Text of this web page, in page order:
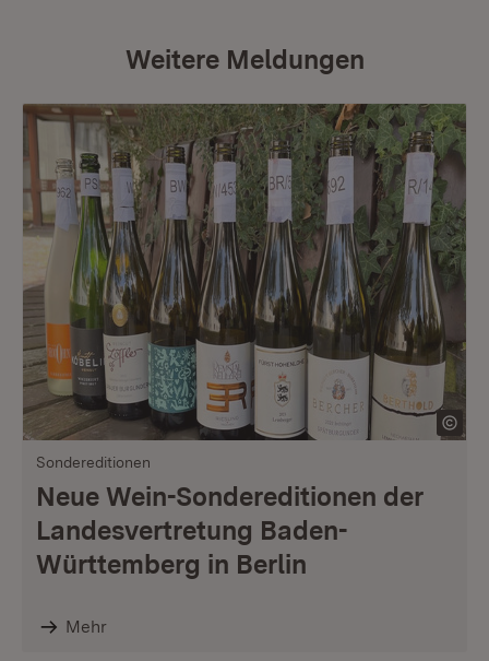
Weitere Meldungen
Sondereditionen
Neue Wein-Sondereditionen der
Landesvertretung Baden-
Württemberg in Berlin
Mehr